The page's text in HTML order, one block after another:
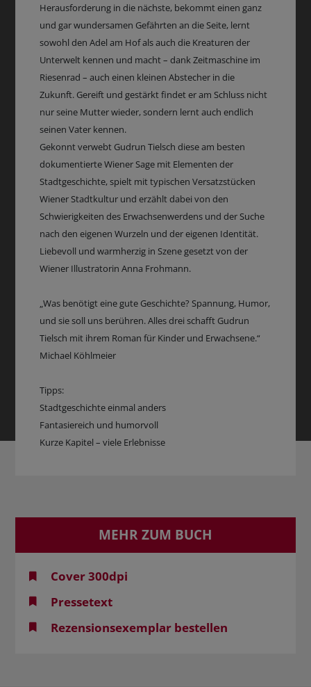
Herausforderung in die nächste, bekommt einen ganz
und gar wundersamen Gefährten an die Seite, lernt
sowohl den Adel am Hof als auch die Kreaturen der
Unterwelt kennen und macht – dank Zeitmaschine im
Riesenrad – auch einen kleinen Abstecher in die
Zukunft. Gereift und gestärkt findet er am Schluss nicht
nur seine Mutter wieder, sondern lernt auch endlich
seinen Vater kennen.
Gekonnt verwebt Gudrun Tielsch diese am besten
dokumentierte Wiener Sage mit Elementen der
Stadtgeschichte, spielt mit typischen Versatzstücken
Wiener Stadtkultur und erzählt dabei von den
Schwierigkeiten des Erwachsenwerdens und der Suche
nach den eigenen Wurzeln und der eigenen Identität.
Liebevoll und warmherzig in Szene gesetzt von der
Wiener Illustratorin Anna Frohmann.
„Was benötigt eine gute Geschichte? Spannung, Humor,
und sie soll uns berühren. Alles drei schafft Gudrun
Tielsch mit ihrem Roman für Kinder und Erwachsene.“
Michael Köhlmeier
Tipps:
Stadtgeschichte einmal anders
Fantasiereich und humorvoll
Kurze Kapitel – viele Erlebnisse
MEHR ZUM BUCH
Cover 300dpi
Pressetext
Rezensionsexemplar bestellen